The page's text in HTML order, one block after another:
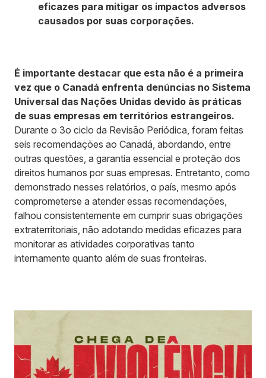
eficazes para mitigar os impactos adversos
causados por suas corporações.
É importante destacar que esta não é a primeira
vez que o Canadá enfrenta denúncias no Sistema
Universal das Nações Unidas devido às práticas
de suas empresas em territórios estrangeiros.
Durante o 3o ciclo da Revisão Periódica, foram feitas
seis recomendações ao Canadá, abordando, entre
outras questões, a garantia essencial e proteção dos
direitos humanos por suas empresas. Entretanto, como
demonstrado nesses relatórios, o país, mesmo após
comprometerse a atender essas recomendações,
falhou consistentemente em cumprir suas obrigações
extraterritoriais, não adotando medidas eficazes para
monitorar as atividades corporativas tanto
internamente quanto além de suas fronteiras.